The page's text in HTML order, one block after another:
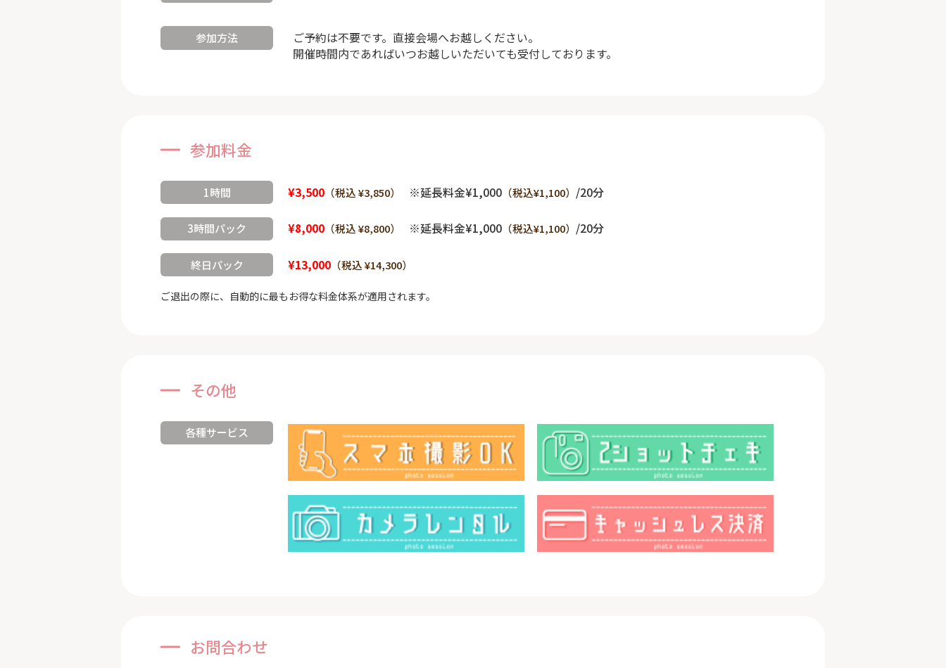
参加方法
ご予約は不要です。直接会場へお越しください。
開催時間内であればいつお越しいただいても受付しております。
参加料金
1時間 ¥3,500 （税込 ¥3,850） ※延長料金¥1,000 （税込¥1,100） /20分
3時間パック ¥8,000 （税込 ¥8,800） ※延長料金¥1,000 （税込¥1,100） /20分
終日パック ¥13,000 （税込 ¥14,300）
ご退出の際に、自動的に最もお得な料金体系が適用されます。
その他
各種サービス
お問合わせ